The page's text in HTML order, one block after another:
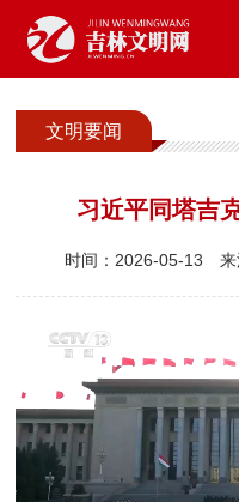
文明要闻
习近平同塔吉
时间：2026-05-13